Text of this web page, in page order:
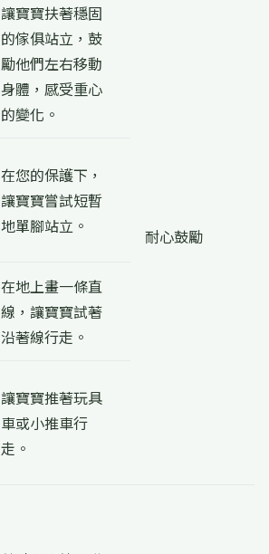
讓寶寶扶著穩固
的傢俱站立，鼓
勵他們左右移動
身體，感受重心
的變化。
耐心鼓勵
在您的保護下，
讓寶寶嘗試短暫
地單腳站立。
在地上畫一條直
線，讓寶寶試著
沿著線行走。
讓寶寶推著玩具
車或小推車行
走。